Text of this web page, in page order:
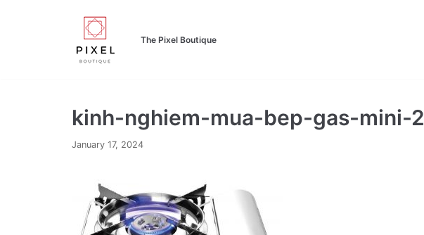
The Pixel Boutique
kinh-nghiem-mua-bep-gas-mini-2
January 17, 2024